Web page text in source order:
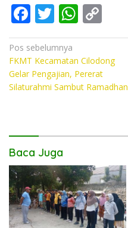
F
ac
e
b
o
T
w
itt
er
W
h
at
s
A
o
y
Li
Navigasi
pos
Pos sebelumnya
FKMT Kecamatan Cilodong
Gelar Pengajian, Pererat
Silaturahmi Sambut Ramadhan
Baca Juga